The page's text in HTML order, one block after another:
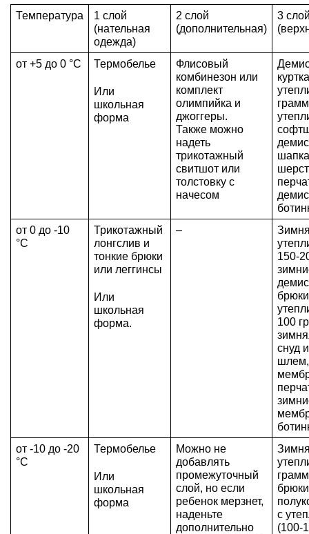
Температура
1 слой
(нательная
одежда)
2 слой
(дополнительная)
3
от +5 до 0 °C Термобелье
Или
школьная
форма
Флисовый
комбинезон или
комплект
олимпийка и
джоггеры.
Также можно
надеть
трикотажный
свитшот или
толстовку с
начесом
от 0 до -10
°C
Трикотажный
лонгслив и
тонкие брюки
или леггинсы
Или
школьная
форма.
–
150-
100
снуд
шлем,
от -10 до -20
°C
Термобелье
Или
школьная
форма
Можно не
добавлять
промежуточный
слой, но если
ребенок мерзнет,
наденьте
дополнительно
с
(100-